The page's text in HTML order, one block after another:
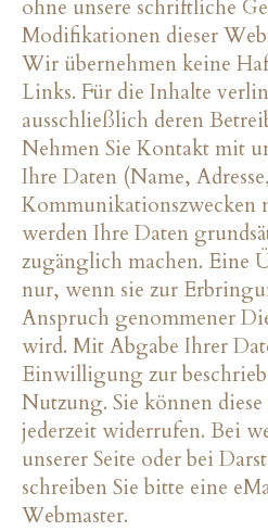
ohne unsere schriftliche
Modifikationen dieser
Wir übernehmen keine
Links. Für die Inhalte
ausschließlich deren
Nehmen Sie Kontakt mit
Ihre Daten (Name,
Kommunikationszwecken
werden Ihre Daten
zugänglich machen. Eine
nur, wenn sie zur
Anspruch genommener
wird. Mit Abgabe Ihrer
Einwilligung zur
Nutzung. Sie können
jederzeit widerrufen. Bei
unserer Seite oder bei
schreiben Sie bitte eine
Webmaster.